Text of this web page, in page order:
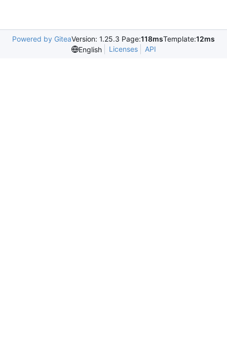
Powered by GiteaVersion: 1.25.3 Page:118msTemplate:12ms
English
Licenses API